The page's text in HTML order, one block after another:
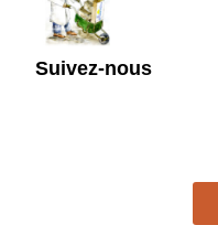
Suivez-nous